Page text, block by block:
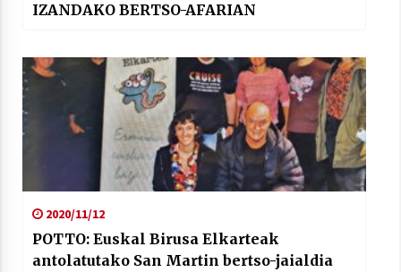
IZANDAKO BERTSO-AFARIAN
2020/11/12
POTTO: Euskal Birusa Elkarteak
antolatutako San Martin bertso-jaialdia